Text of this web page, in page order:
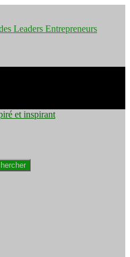
Pourquoi
et inspirant